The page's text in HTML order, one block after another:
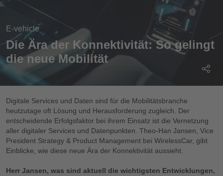
E-vehicle
Die Ära der Konnektivität: So gelingt
die neue Mobilität
Digitale Services und Daten sind für die Mobilitätsbranche
heutzutage oft Lösung und Herausforderung zugleich. Der
entscheidende Erfolgsfaktor bei ihrem Einsatz ist die Vernetzung
aller digitaler Services und Datenpunkten. Theo-Han Jansen, Vice
President Strategy & Product Management bei WirelessCar, gibt
Einblicke, wie diese neue Ära der Konnektivität aussieht.
Herr Jansen, was sind aktuell die wichtigsten Entwicklungen,